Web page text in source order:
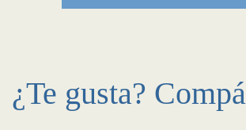
¿Te gusta?